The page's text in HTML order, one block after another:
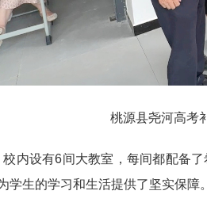
桃源县尧河高考
内设有6间大教室，每间都配备
生的学习和生活提供了坚实保障。